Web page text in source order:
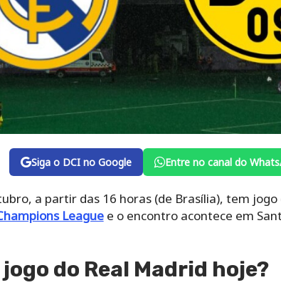
Siga o DCI no Google Entre no canal do
a partir das 16 horas (de Brasília), tem
Leaguee o encontro acontece em
do Real Madrid hoje?